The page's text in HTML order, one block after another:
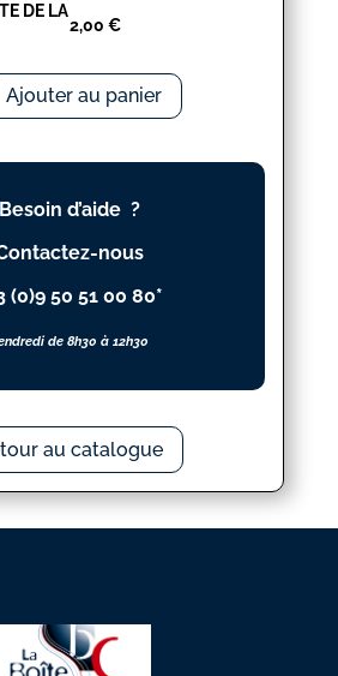
DE LA
2,00 €
Ajouter au panier
Besoin d’aide ?
nous
(0)9 50 51 00 80*
de 8h30 à 12h30
au catalogue